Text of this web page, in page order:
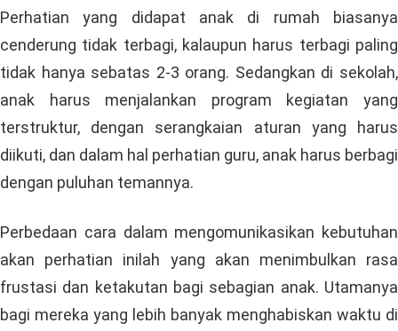
Perhatian yang didapat anak di rumah biasanya
cenderung tidak terbagi, kalaupun harus terbagi paling
tidak hanya sebatas 2-3 orang. Sedangkan di sekolah,
anak harus menjalankan program kegiatan yang
terstruktur, dengan serangkaian aturan yang harus
diikuti, dan dalam hal perhatian guru, anak harus berbagi
dengan puluhan temannya.
Perbedaan cara dalam mengomunikasikan kebutuhan
akan perhatian inilah yang akan menimbulkan rasa
frustasi dan ketakutan bagi sebagian anak. Utamanya
bagi mereka yang lebih banyak menghabiskan waktu di